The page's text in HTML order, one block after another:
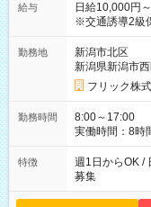
給与
日給10,000円
※交通誘導2級
【試用期間】
勤務地
新潟市北区
新潟県新潟市
フリック株
勤務時間
8:00～17:00
実働時間：8時間/
募集は行って
特徴
週1日からOK /
募集